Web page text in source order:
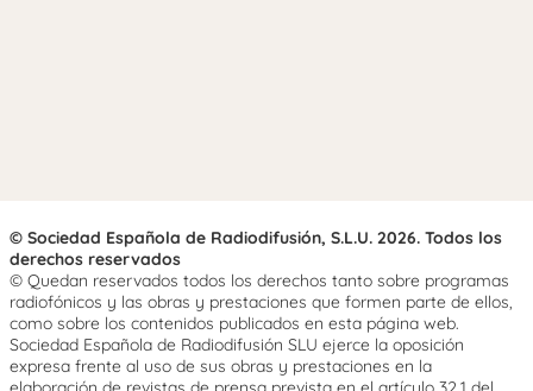
© Sociedad Española de Radiodifusión, S.L.U. 2026. Todos los
derechos reservados
© Quedan reservados todos los derechos tanto sobre programas
radiofónicos y las obras y prestaciones que formen parte de ellos,
como sobre los contenidos publicados en esta página web.
Sociedad Española de Radiodifusión SLU ejerce la oposición
expresa frente al uso de sus obras y prestaciones en la